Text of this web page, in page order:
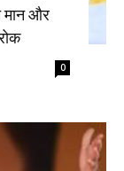
मान और
0